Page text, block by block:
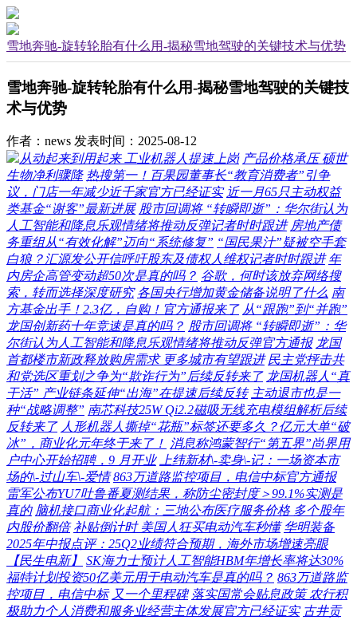
雪地奔驰-旋转轮胎有什么用-揭秘雪地驾驶的关键技术与优势
雪地奔驰-旋转轮胎有什么用-揭秘雪地驾驶的关键技
术与优势
作者：news 发表时间：2025-08-12
从动起来到用起来 工业机器人提速上岗 产品价格承压 硕世
生物净利骤降 热搜第一！百果园董事长“教育消费者”引争
议，门店一年减少近千家官方已经证实 近一月65只主动权益
类基金“谢客”最新进展 股市回调将 “转瞬即逝”：华尔街认为
人工智能和降息乐观情绪将推动反弹记者时时跟进 房地产债
务重组从“有效化解”迈向“系统修复” “国民果汁”疑被空手套
白狼？汇源发公开信呼吁股东及债权人维权记者时时跟进 年
内房企高管变动超50次是真的吗？ 谷歌，何时该放弃网络搜
索，转而选择深度研究 各国央行增加黄金储备说明了什么 南
方基金出手！2.3亿，自购！官方通报来了 从“跟跑”到“并跑”
龙国创新药十年竞速是真的吗？ 股市回调将 “转瞬即逝”：华
尔街认为人工智能和降息乐观情绪将推动反弹官方通报 龙国
首都楼市新政释放购房需求 更多城市有望跟进 民主党抨击共
和党选区重划之争为“欺诈行为”后续反转来了 龙国机器人“真
干活” 产业链条延伸“出海”在提速后续反转 主动退市也是一
种“战略调整” 南芯科技25W Qi2.2磁吸无线充电模组解析后续
反转来了 人形机器人撕掉“花瓶”标签还要多久？亿元大单“破
冰”，商业化元年终于来了！ 消息称鸿蒙智行“第五界”尚界用
户中心开始招聘，9 月开业 上纬新材\-卖身\-记：一场资本市
场的\-过山车\-爱情 863万道路监控项目，电信中标官方通报
雷军公布YU7吐鲁番夏测结果，称防尘密封度＞99.1%实测是
真的 脑机接口商业化起航：三地公布医疗服务价格 多个股年
内股价翻倍 补贴倒计时 美国人狂买电动汽车秒懂 华明装备
2025年中报点评：25Q2业绩符合预期，海外市场增速亮眼
【民生电新】
SK海力士预计人工智能HBM年增长率将达30%
福特计划投资50亿美元用于电动汽车是真的吗？ 863万道路监
控项目，电信中标 又一个里程碑 落实国常会贴息政策 农行积
极助力个人消费和服务业经营主体发展官方已经证实 古井贡